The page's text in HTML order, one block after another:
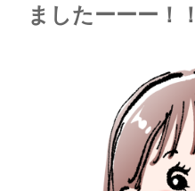
ましたーーー！